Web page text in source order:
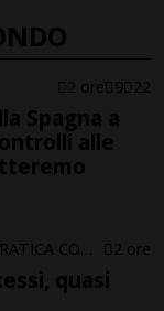
2 ore 9 22
Spagna a
alle
2 ore
quasi